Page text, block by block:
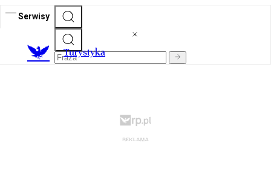
Serwisy
Turystyka